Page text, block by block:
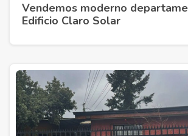
Vendemos moderno
Edificio Claro Solar